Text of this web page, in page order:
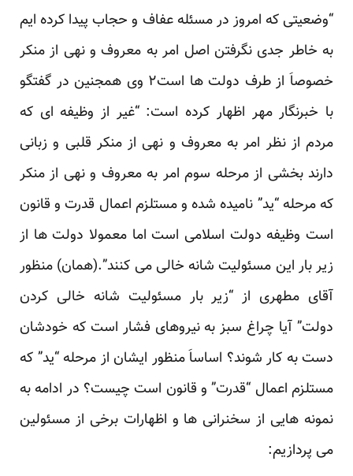
“وضعیتی که امروز در مسئله عفاف و حجاب پیدا کرده ایم
به خاطر جدی نگرفتن اصل امر به معروف و نهی از منکر
خصوصاَ از طرف دولت ها است۲ وی همجنین در گفتگو
با خبرنگار مهر اظهار کرده است: “غیر از وظیفه ای که
مردم از نظر امر به معروف و نهی از منکر قلبی و زبانی
دارند بخشی از مرحله سوم امر به معروف و نهی از منکر
که مرحله “ید” نامیده شده و مستلزم اعمال قدرت و قانون
است وظیفه دولت اسلامی است اما معمولا دولت ها از
زیر بار این مسئولیت شانه خالی می کنند”.(همان) منظور
آقای مطهری از “زیر بار مسئولیت شانه خالی کردن
دولت” آیا چراغ سبز به نیروهای فشار است که خودشان
دست به کار شوند؟ اساساَ منظور ایشان از مرحله “ید” که
مستلزم اعمال “قدرت” و قانون است چیست؟ در ادامه به
نمونه هایی از سخنرانی ها و اظهارات برخی از مسئولین
می پردازیم: